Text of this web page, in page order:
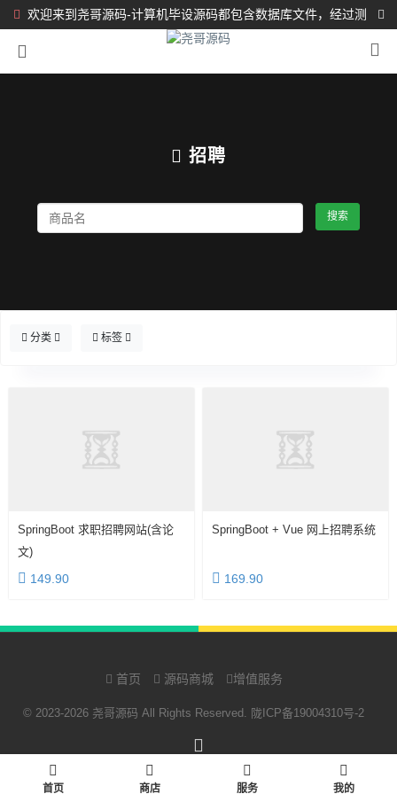
欢迎来到尧哥源码-计算机毕设源码都包含数据库文件，经过测
试都完整可运行！！！
招聘
搜索
分类 标签
SpringBoot 求职招聘网站(含论
文)
149.90
SpringBoot + Vue 网上招聘系统
169.90
首页 源码商城 增值服务
© 2023-2026 尧哥源码 All Rights Reserved. 陇ICP备19004310号-2
首页 商店 服务 我的